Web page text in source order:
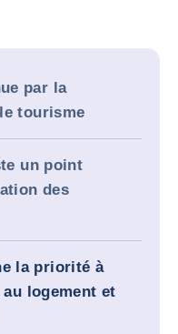
par la
tourisme
un point
des
la priorité à
logement et